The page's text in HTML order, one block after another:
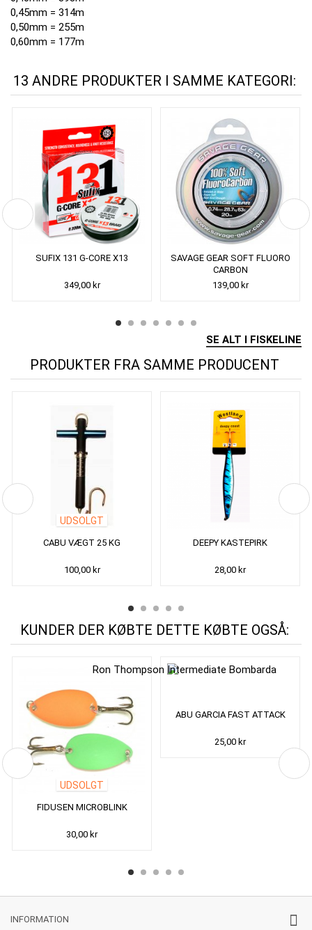
0,45mm = 314m
0,50mm = 255m
0,60mm = 177m
13 ANDRE PRODUKTER I SAMME KATEGORI:
SUFIX 131 G-CORE X13
349,00 kr
SAVAGE GEAR SOFT FLUORO
CARBON
139,00 kr
SE ALT I FISKELINE
PRODUKTER FRA SAMME PRODUCENT
UDSOLGT
CABU VÆGT 25 KG
100,00 kr
DEEPY KASTEPIRK
28,00 kr
KUNDER DER KØBTE DETTE KØBTE OGSÅ:
UDSOLGT
FIDUSEN MICROBLINK
30,00 kr
ABU GARCIA FAST ATTACK
25,00 kr
INFORMATION